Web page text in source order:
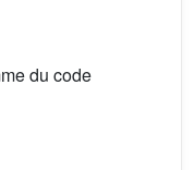
du code